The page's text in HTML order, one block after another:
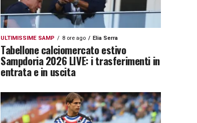
ULTIMISSIME SAMP 8 ore ago Elia Serra
Tabellone calciomercato estivo
Sampdoria 2026 LIVE: i trasferimenti in
entrata e in uscita